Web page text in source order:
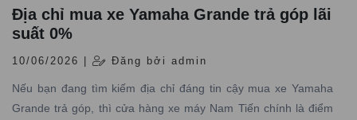
Địa chỉ mua xe Yamaha Grande trả góp lãi
suất 0%
10/06/2026 | Đăng bởi admin
Nếu bạn đang tìm kiếm địa chỉ đáng tin cậy mua xe Yamaha
Grande trả góp, thì cửa hàng xe máy Nam Tiến chính là điểm